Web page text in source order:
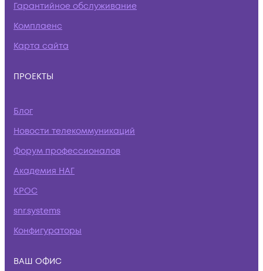
Гарантийное обслуживание
Комплаенс
Карта сайта
ПРОЕКТЫ
Блог
Новости телекоммуникаций
Форум профессионалов
Академия НАГ
КРОС
snr.systems
Конфигураторы
ВАШ ОФИС